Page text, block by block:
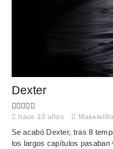
Dexter
hace 13 años Makelelillo
Se acabó Dexter, tras 8
los largos capítulos